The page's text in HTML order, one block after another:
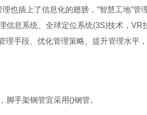
也插上了信息化的翅膀，“智慧工地”管
信息系统、全球定位系统(3S)技术，VR
理手段、优化管理策略、提升管理水平
手架钢管宜采用()钢管。